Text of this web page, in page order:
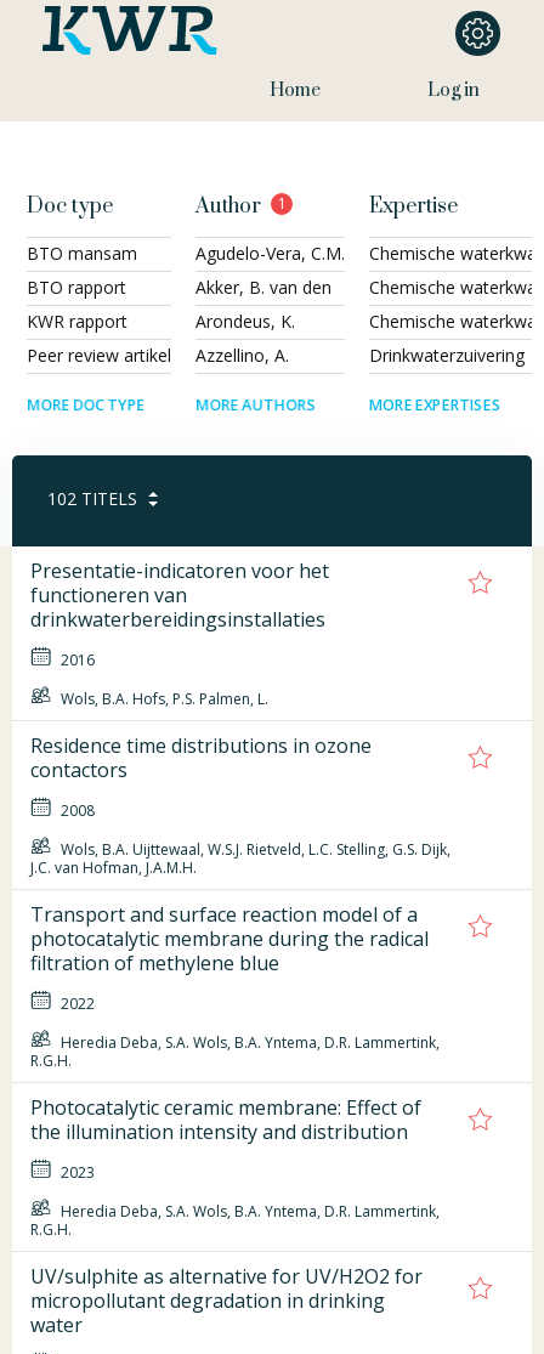
Home Log in
Doc type
BTO mansam
BTO rapport
KWR rapport
Peer review artikel
MORE DOC TYPE
Author 1
Agudelo-Vera, C.M.
Akker, B. van den
Arondeus, K.
Azzellino, A.
MORE AUTHORS
Expertise
Chemische
Chemische
Chemische
Drinkwaterzuivering
MORE EXPERTISES
102 TITELS
Presentatie-indicatoren voor het
functioneren van
drinkwaterbereidingsinstallaties
2016
Wols, B.A. Hofs, P.S. Palmen, L.
Residence time distributions in ozone
contactors
2008
Wols, B.A. Uijttewaal, W.S.J. Rietveld, L.C. Stelling, G.S. Dijk,
J.C. van Hofman, J.A.M.H.
Transport and surface reaction model of a
photocatalytic membrane during the radical
filtration of methylene blue
2022
Heredia Deba, S.A. Wols, B.A. Yntema, D.R. Lammertink,
R.G.H.
Photocatalytic ceramic membrane: Effect of
the illumination intensity and distribution
2023
Heredia Deba, S.A. Wols, B.A. Yntema, D.R. Lammertink,
R.G.H.
UV/sulphite as alternative for UV/H2O2 for
micropollutant degradation in drinking
water